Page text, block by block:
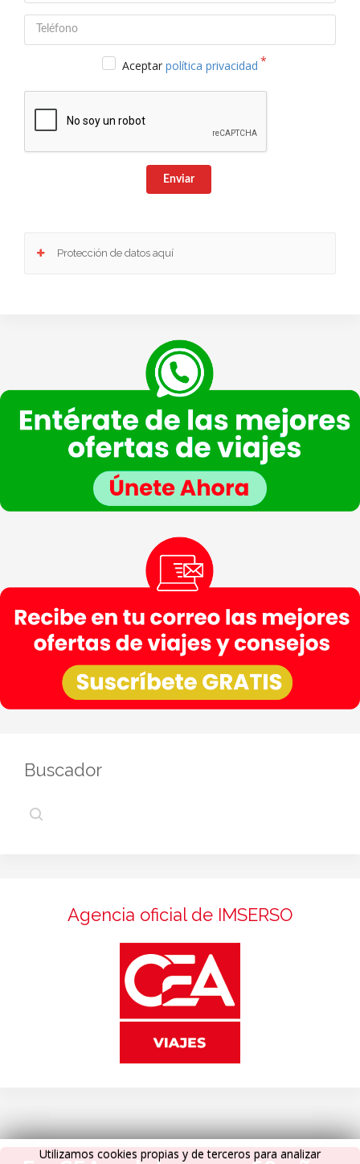
Aceptarpolítica privacidad
Enviar
Protección de datos aquí
: Consentimiento del interesado.
Destinatarios: Plataforma de Mail marketing-Empresas del grupo CEA.
Información adicional
de VIAJESCEA encontrarás
información adicional sobre la recopilación y el uso de su información personal por parte
de VIAJESCEA, incluida información sobre acceso, conservación, rectificación, eliminación,
seguridad y otros temas.
Buscador
Agencia oficial de IMSERSO
Utilizamos cookies propias y de terceros para analizar